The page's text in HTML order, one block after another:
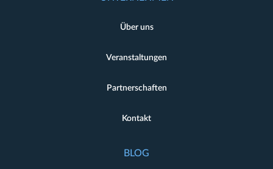
Über uns
Veranstaltungen
Partnerschaften
Kontakt
BLOG